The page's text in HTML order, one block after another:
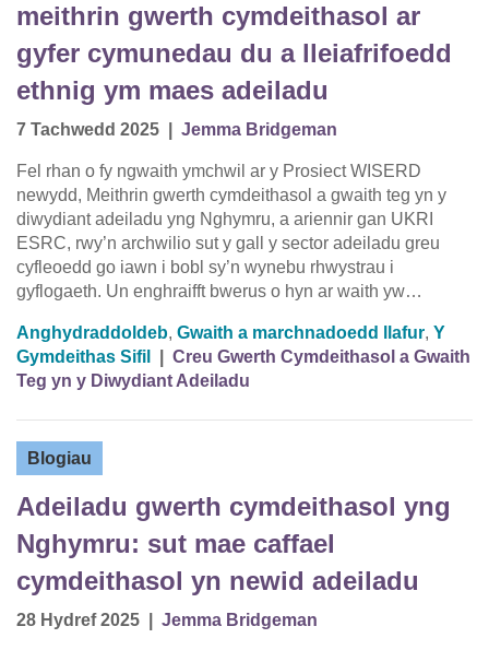
meithrin gwerth cymdeithasol ar
gyfer cymunedau du a lleiafrifoedd
ethnig ym maes adeiladu
7 Tachwedd 2025 Jemma Bridgeman
Fel rhan o fy ngwaith ymchwil ar y Prosiect WISERD
newydd, Meithrin gwerth cymdeithasol a gwaith teg yn y
diwydiant adeiladu yng Nghymru, a ariennir gan UKRI
ESRC, rwy’n archwilio sut y gall y sector adeiladu greu
cyfleoedd go iawn i bobl sy’n wynebu rhwystrau i
gyflogaeth. Un enghraifft bwerus o hyn ar waith yw…
Anghydraddoldeb, Gwaith a marchnadoedd llafur, Y
Gymdeithas Sifil
Creu Gwerth Cymdeithasol a Gwaith
Teg yn y Diwydiant Adeiladu
Blogiau
Adeiladu gwerth cymdeithasol yng
Nghymru: sut mae caffael
cymdeithasol yn newid adeiladu
28 Hydref 2025 Jemma Bridgeman